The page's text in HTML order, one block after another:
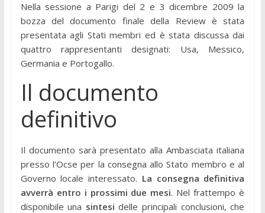
Nella sessione a Parigi del 2 e 3 dicembre 2009 la
bozza del documento finale della Review è stata
presentata agli Stati membri ed è stata discussa dai
quattro rappresentanti designati: Usa, Messico,
Germania e Portogallo.
Il documento
definitivo
Il documento sarà presentato alla Ambasciata italiana
presso l’Ocse per la consegna allo Stato membro e al
Governo locale interessato. La consegna definitiva
avverrà entro i prossimi due mesi. Nel frattempo è
disponibile una sintesi delle principali conclusioni, che